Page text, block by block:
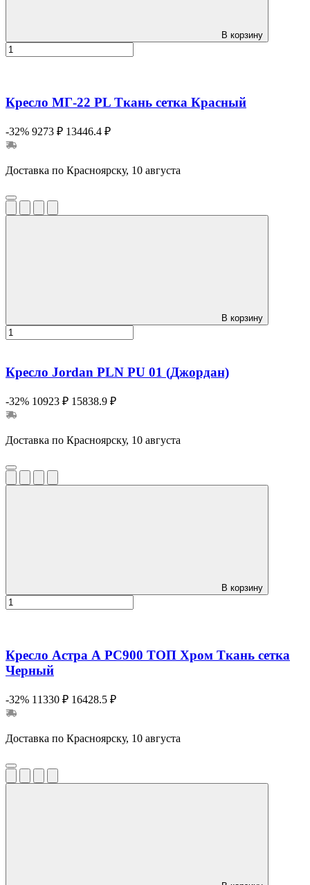
В корзину
Кресло МГ-22 PL Ткань сетка Красный
-32% 9273 ₽ 13446.4 ₽
Доставка по Красноярску, 10 августа
В корзину
Кресло Jordan PLN PU 01 (Джордан)
-32% 10923 ₽ 15838.9 ₽
Доставка по Красноярску, 10 августа
В корзину
Кресло Астра А РС900 ТОП Хром Ткань сетка
Черный
-32% 11330 ₽ 16428.5 ₽
Доставка по Красноярску, 10 августа